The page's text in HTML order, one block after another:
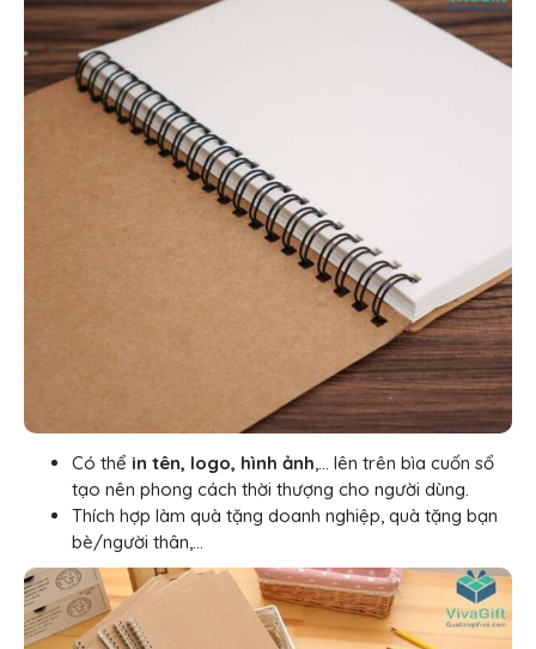
Có thể in tên, logo, hình ảnh,… lên trên bìa cuốn sổ
tạo nên phong cách thời thượng cho người dùng.
Thích hợp làm quà tặng doanh nghiệp, quà tặng bạn
bè/người thân,…